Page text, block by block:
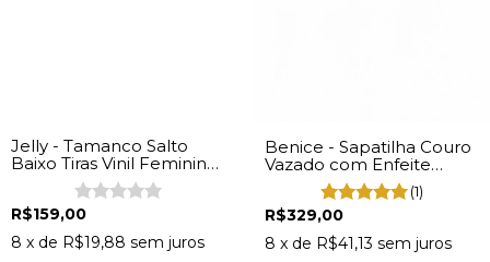
Jelly - Tamanco Salto
Baixo Tiras Vinil Feminina
Caramelo
R$159,00
8 x de R$19,88 sem juros
Benice - Sapatilha Couro
Vazado com Enfeite
Dourado Feminino Vinho
(1)
R$329,00
8 x de R$41,13 sem juros